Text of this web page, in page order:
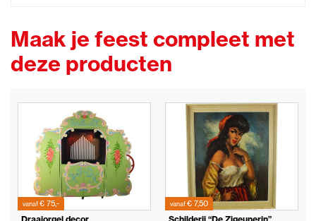
Maak je feest compleet met
deze producten
vanaf€ 75,- vanaf€ 7,50